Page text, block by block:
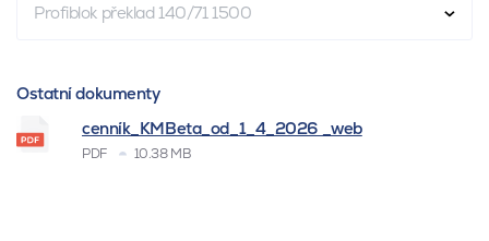
Profiblok překlad 140/71 1500
Ostatní dokumenty
cenník_KMBeta_od_1_4_2026 _web
PDF 10.38 MB